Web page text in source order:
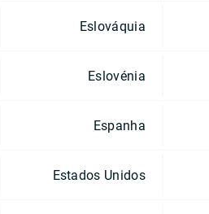
Eslováquia
Eslovénia
Espanha
Estados Unidos